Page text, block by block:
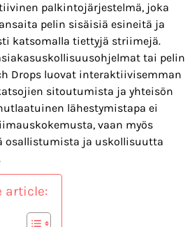
palkintojärjestelmä, joka
pelin sisäisiä esineitä ja
katsomalla tiettyjä striimejä.
tai pelin
Drops luovat interaktiivisemman
sitoutumista ja yhteisön
lähestymistapa ei
vaan myös
osallistumista ja uskollisuutta
article: